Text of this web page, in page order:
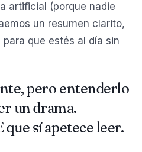
artificial (porque nadie
un resumen clarito,
que estés al día sin
pero entenderlo
un drama.
sí apetece leer.